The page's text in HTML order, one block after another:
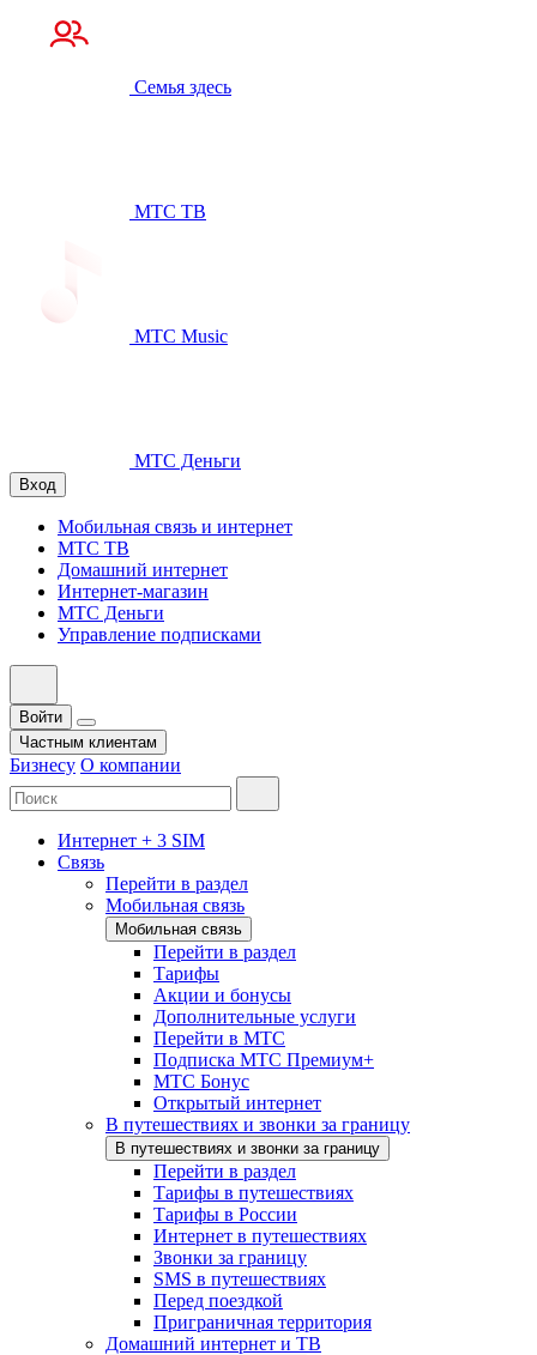
Семья здесь
МТС ТВ
МТС Music
МТС Деньги
Вход
Мобильная связь и интернет
МТС ТВ
Домашний интернет
Интернет-магазин
МТС Деньги
Управление подписками
Войти
Частным клиентам
Бизнесу О компании
Интернет + 3 SIM
Связь
Перейти в раздел
Мобильная связь
Мобильная связь
Перейти в раздел
Тарифы
Акции и бонусы
Дополнительные услуги
Перейти в МТС
Подписка МТС Премиум+
МТС Бонус
Открытый интернет
В путешествиях и звонки за границу
В путешествиях и звонки за границу
Перейти в раздел
Тарифы в путешествиях
Тарифы в России
Интернет в путешествиях
Звонки за границу
SMS в путешествиях
Перед поездкой
Приграничная территория
Домашний интернет и ТВ